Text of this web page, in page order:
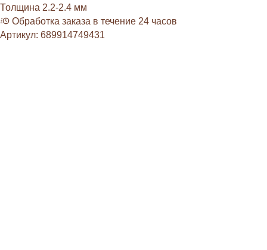
Толщина 2.2-2.4 мм
Обработка заказа в течение 24 часов
Артикул: 689914749431